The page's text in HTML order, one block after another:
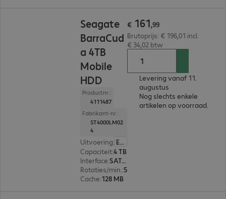
Seagate
BarraCud
a 4TB
Mobile
HDD
Productnr.:
4111487
Fabrikant-nr.:
ST4000LM02
4
Uitvoering: Europa
Capaciteit:4 TB
Interface:
SATA 3.0 (6 Gbit/s) 6,4 cm (2,5")
Rotaties/min. : 5.400 rpm
Cache:128 MB
€ 161,99
Brutoprijs: € 196,01 incl.
€ 34,02 btw
Levering vanaf 11.
augustus
Nog slechts enkele
artikelen op voorraad.